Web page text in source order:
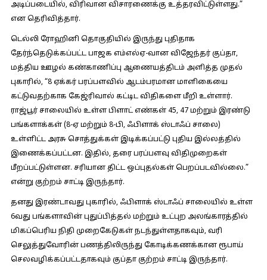
அடிப்படையில், விரிவான விசாரணைக்கு உத்தரவிட்டுள்ளது.”
என தெரிவித்தார்.
டெல்லி ரோஹினி தொகுதியில் இருந்து புதிதாக
தேர்ந்தெடுக்கப்பட்ட பாஜக எம்எல்ஏ-வான விஜேந்தர் குப்தா,
மத்திய ஊழல் கண்காணிப்பு ஆணையத்திடம் அளித்த முதல்
புகாரில், “8 ஏக்கர் பரப்பளவில் ஆடம்பரமான மாளிகையை
கட்டுவதற்காக கேஜ்ரிவால் கட்டிட விதிகளை மீறி உள்ளார்.
ராஜ்பூர் சாலையில் உள்ள பிளாட் எண்கள் 45, 47 மற்றும் இரண்டு
பங்களாக்கள் (8-ஏ மற்றும் 8-பி, ஃபிளாக் ஸ்டாஃப் சாலை)
உள்ளிட்ட அரசு சொத்துக்கள் இடிக்கப்பட்டு புதிய இல்லத்தில்
இணைக்கப்பட்டன. இதில், தரை பரப்பளவு விதிமுறைகள்
மீறப்பட்டுள்ளன. சரியான திட்ட ஒப்புதல்கள் பெறப்படவில்லை.”
என்று குற்றம் சாட்டி இருந்தார்.
தனது இரண்டாவது புகாரில், ஃபிளாக் ஸ்டாஃப் சாலையில் உள்ள
6வது பங்களாவின் புதுப்பித்தல் மற்றும் உட்புற அலங்காரத்தில்
மிகப்பெரிய நிதி முறைகேடுகள் நடந்துள்ளதாகவும், வரி
செலுத்துவோரின் பணத்திலிருந்து கோடிக்கணக்கான ரூபாய்
செலவழிக்கப்பட்டதாகவும் குப்தா குற்றம் சாட்டி இருந்தார்.